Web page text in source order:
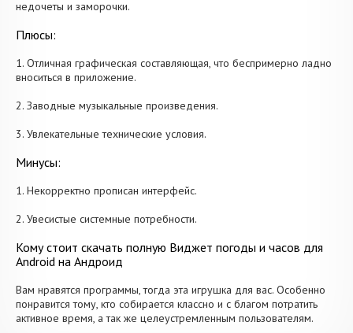
недочеты и заморочки.
Плюсы:
1. Отличная графическая составляющая, что беспримерно ладно
вноситься в приложение.
2. Заводные музыкальные произведения.
3. Увлекательные технические условия.
Минусы:
1. Некорректно прописан интерфейс.
2. Увесистые системные потребности.
Кому стоит скачать полную Виджет погоды и часов для
Android на Андроид
Вам нравятся программы, тогда эта игрушка для вас. Особенно
понравится тому, кто собирается классно и с благом потратить
активное время, а так же целеустремленным пользователям.